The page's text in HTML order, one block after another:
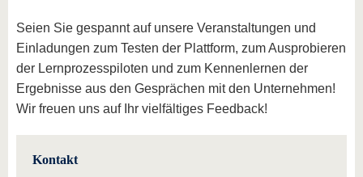
Seien Sie gespannt auf unsere Veranstaltungen und
Einladungen zum Testen der Plattform, zum Ausprobieren
der Lernprozesspiloten und zum Kennenlernen der
Ergebnisse aus den Gesprächen mit den Unternehmen!
Wir freuen uns auf Ihr vielfältiges Feedback!
Kontakt